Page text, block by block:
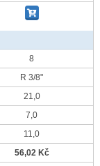
8
R 3/8"
21,0
7,0
11,0
56,02 Kč